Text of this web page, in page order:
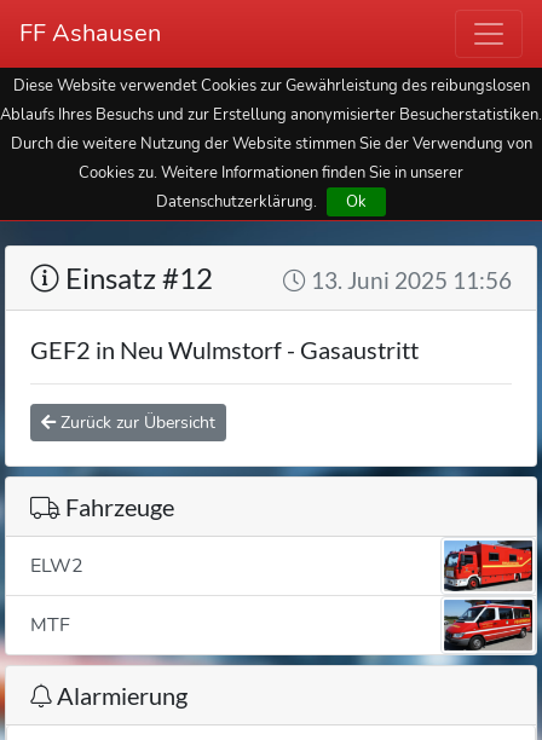
FF Ashausen
Diese Website verwendet Cookies zur Gewährleistung des reibungslosen
Ablaufs Ihres Besuchs und zur Erstellung anonymisierter Besucherstatistiken.
Durch die weitere Nutzung der Website stimmen Sie der Verwendung von
Cookies zu. Weitere Informationen finden Sie in unserer
Datenschutzerklärung.
Ok
Einsatz #12 13. Juni 2025 11:56
GEF2 in Neu Wulmstorf - Gasaustritt
Zurück zur Übersicht
Fahrzeuge
ELW2
MTF
Alarmierung